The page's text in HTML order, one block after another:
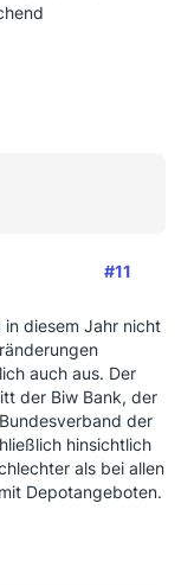
#11
in diesem Jahr nicht
auch aus. Der
der Biw Bank, der
der
hinsichtlich
als bei allen
Depotangeboten.